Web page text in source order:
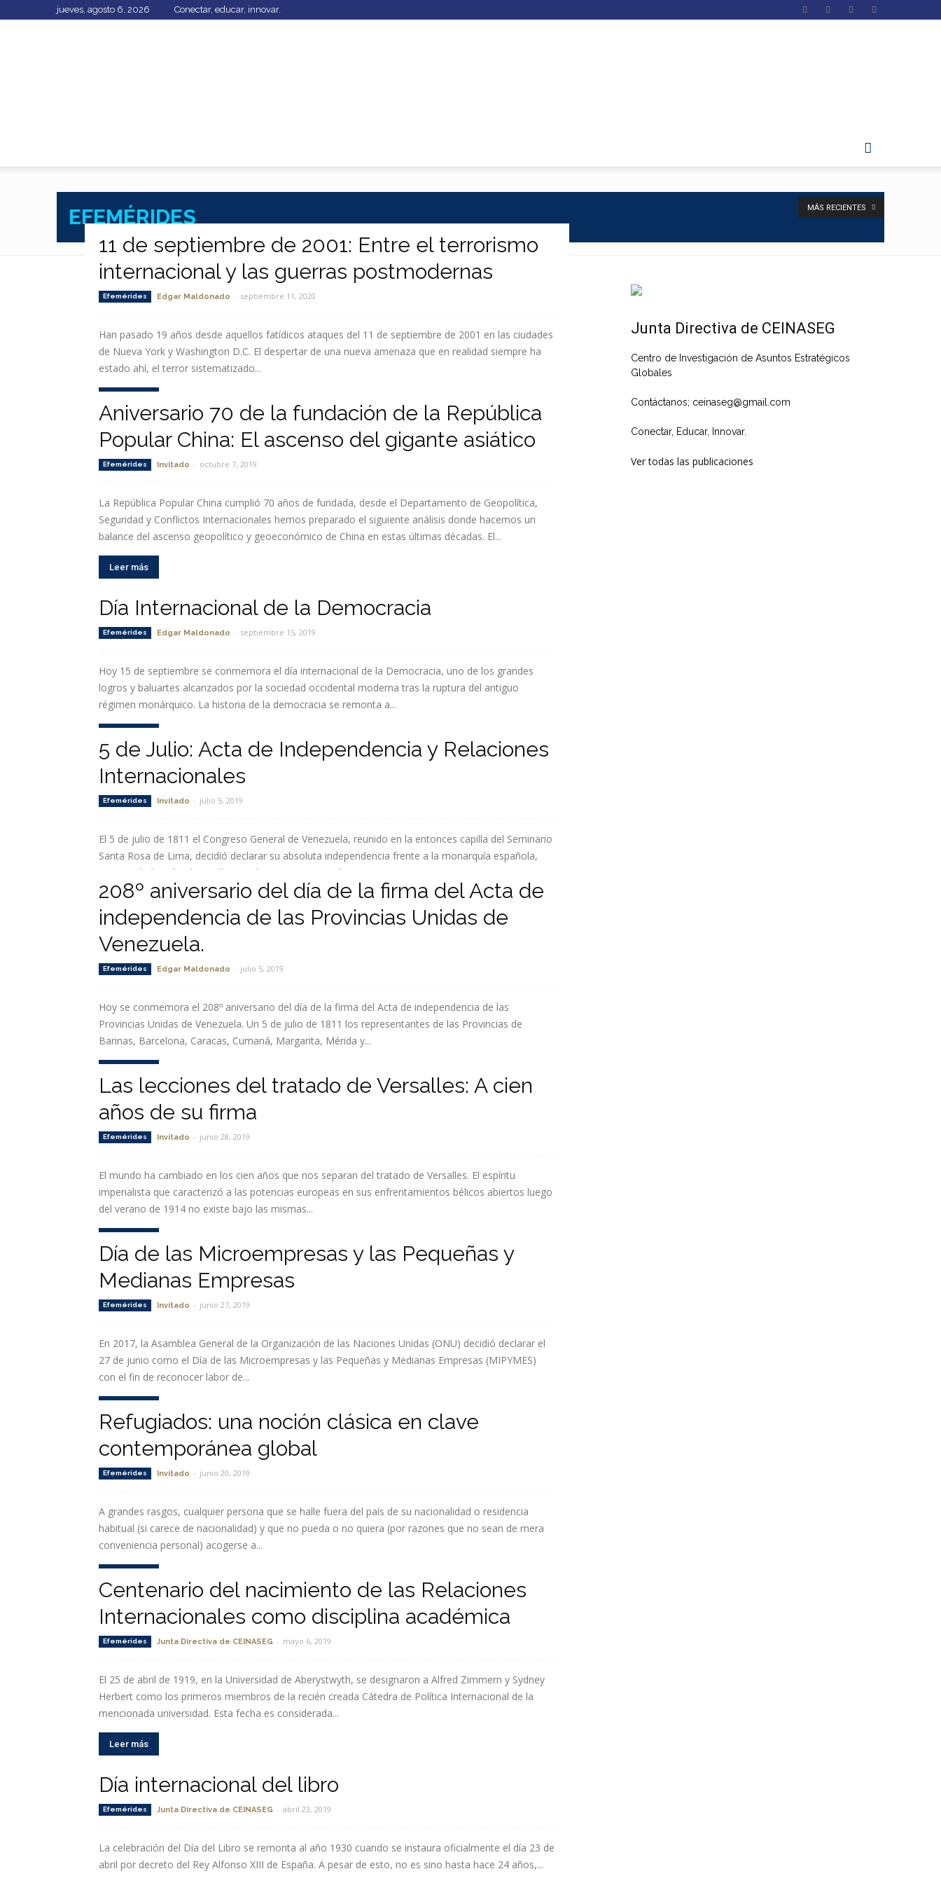
jueves, agosto 6, 2026 Conectar, educar, innovar.
EFEMÉRIDES MÁS RECIENTES
11 de septiembre de 2001: Entre el terrorismo
internacional y las guerras postmodernas
Efemérides Edgar Maldonado - septiembre 11, 2020
Han pasado 19 años desde aquellos fatídicos ataques del 11 de septiembre de 2001 en las ciudades
de Nueva York y Washington D.C. El despertar de una nueva amenaza que en realidad siempre ha
estado ahí, el terror sistematizado...
Aniversario 70 de la fundación de la República
Popular China: El ascenso del gigante asiático
Efemérides Invitado - octubre 7, 2019
La República Popular China cumplió 70 años de fundada, desde el Departamento de Geopolítica,
Seguridad y Conflictos Internacionales hemos preparado el siguiente análisis donde hacemos un
balance del ascenso geopolítico y geoeconómico de China en estas últimas décadas. El...
Leer más
Día Internacional de la Democracia
Efemérides Edgar Maldonado - septiembre 15, 2019
Hoy 15 de septiembre se conmemora el día internacional de la Democracia, uno de los grandes
logros y baluartes alcanzados por la sociedad occidental moderna tras la ruptura del antiguo
régimen monárquico. La historia de la democracia se remonta a...
5 de Julio: Acta de Independencia y Relaciones
Internacionales
Efemérides Invitado - julio 5, 2019
El 5 de julio de 1811 el Congreso General de Venezuela, reunido en la entonces capilla del Seminario
Santa Rosa de Lima, decidió declarar su absoluta independencia frente a la monarquía española,
rompiendo los vínculos políticos administrativos que los...
208º aniversario del día de la firma del Acta de
independencia de las Provincias Unidas de
Venezuela.
Efemérides Edgar Maldonado - julio 5, 2019
Hoy se conmemora el 208º aniversario del día de la firma del Acta de independencia de las
Provincias Unidas de Venezuela. Un 5 de julio de 1811 los representantes de las Provincias de
Barinas, Barcelona, Caracas, Cumaná, Margarita, Mérida y...
Las lecciones del tratado de Versalles: A cien
años de su firma
Efemérides Invitado - junio 28, 2019
El mundo ha cambiado en los cien años que nos separan del tratado de Versalles. El espíritu
imperialista que caracterizó a las potencias europeas en sus enfrentamientos bélicos abiertos luego
del verano de 1914 no existe bajo las mismas...
Día de las Microempresas y las Pequeñas y
Medianas Empresas
Efemérides Invitado - junio 27, 2019
En 2017, la Asamblea General de la Organización de las Naciones Unidas (ONU) decidió declarar el
27 de junio como el Día de las Microempresas y las Pequeñas y Medianas Empresas (MIPYMES)
con el fin de reconocer labor de...
Refugiados: una noción clásica en clave
contemporánea global
Efemérides Invitado - junio 20, 2019
A grandes rasgos, cualquier persona que se halle fuera del país de su nacionalidad o residencia
habitual (si carece de nacionalidad) y que no pueda o no quiera (por razones que no sean de mera
conveniencia personal) acogerse a...
Centenario del nacimiento de las Relaciones
Internacionales como disciplina académica
Efemérides Junta Directiva de CEINASEG - mayo 6, 2019
El 25 de abril de 1919, en la Universidad de Aberystwyth, se designaron a Alfred Zimmern y Sydney
Herbert como los primeros miembros de la recién creada Cátedra de Política Internacional de la
mencionada universidad. Esta fecha es considerada...
Leer más
Día internacional del libro
Efemérides Junta Directiva de CEINASEG - abril 23, 2019
La celebración del Día del Libro se remonta al año 1930 cuando se instaura oficialmente el día 23 de
abril por decreto del Rey Alfonso XIII de España. A pesar de esto, no es sino hasta hace 24 años,...
Junta Directiva de CEINASEG
Centro de Investigación de Asuntos Estratégicos
Globales
Contáctanos; ceinaseg@gmail.com
Conectar, Educar, Innovar.
Ver todas las publicaciones